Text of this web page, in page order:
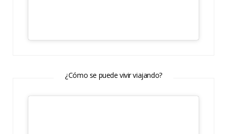
¿Cómo se puede vivir viajando?